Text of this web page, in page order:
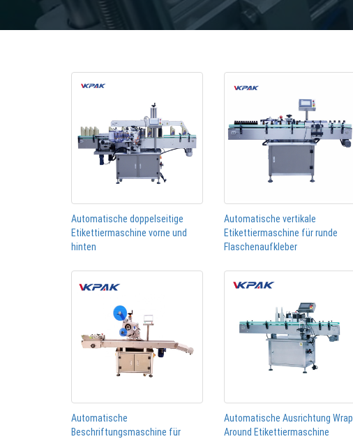
Automatische doppelseitige
Etikettiermaschine vorne und
hinten
Automatische vertikale
Etikettiermaschine für runde
Flaschenaufkleber
Automatische
Beschriftungsmaschine für
Automatische Ausrichtung Wrap
Around Etikettiermaschine